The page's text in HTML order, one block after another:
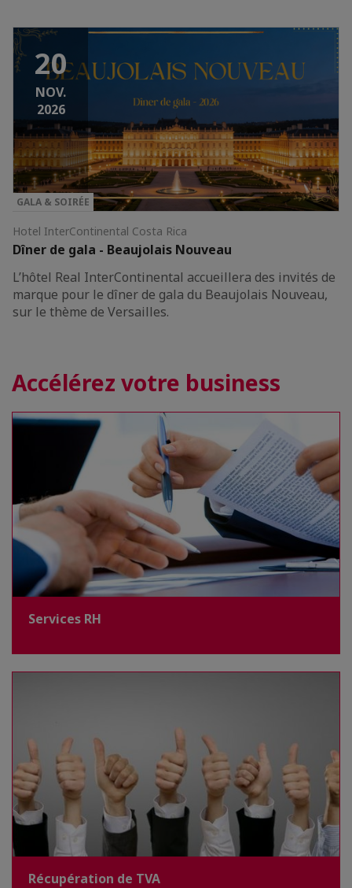
20
NOV.
2026
GALA & SOIRÉE
Hotel InterContinental Costa Rica
Dîner de gala - Beaujolais Nouveau
L’hôtel Real InterContinental accueillera des invités de
marque pour le dîner de gala du Beaujolais Nouveau,
sur le thème de Versailles.
Accélérez votre business
Services RH
Récupération de TVA